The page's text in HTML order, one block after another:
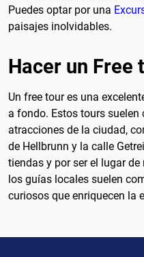
Puedes optar por una
paisajes inolvidables.
Hacer un Free
Un free tour es una
a fondo. Estos tours
atracciones de la ciudad,
de Hellbrunn y la calle
tiendas y por ser el lugar
los guías locales suelen
curiosos que enriquecen la